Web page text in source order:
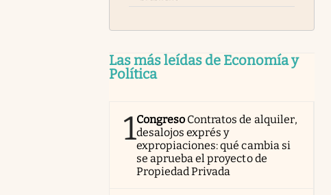
Las más leídas de Economía y
Política
1Congreso Contratos de alquiler,
desalojos exprés y
expropiaciones: qué cambia si
se aprueba el proyecto de
Propiedad Privada